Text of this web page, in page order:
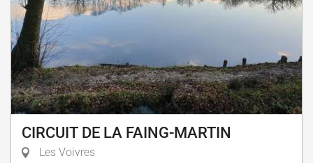
CIRCUIT DE LA FAING-MARTIN
Les Voivres